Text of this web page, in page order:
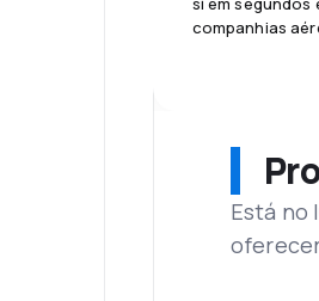
companhias
Está no